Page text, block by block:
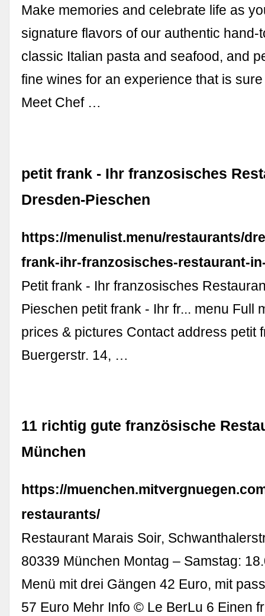
Make memories and celebrate life as
signature flavors of our authentic hand-
classic Italian pasta and seafood, and
fine wines for an experience that is
Meet Chef …
petit frank - Ihr franzosisches
Dresden-Pieschen
https://menulist.menu/restaurants/
frank-ihr-franzosisches-restaurant-
Petit frank - Ihr franzosisches
Pieschen petit frank - Ihr fr... menu Full
prices & pictures Contact address petit
Buergerstr. 14, …
11 richtig gute französische
München
https://
restaurants/
Restaurant Marais Soir,
80339 München Montag – Samstag:
Menü mit drei Gängen 42 Euro, mit
57 Euro Mehr Info © Le BerLu 6 Einen